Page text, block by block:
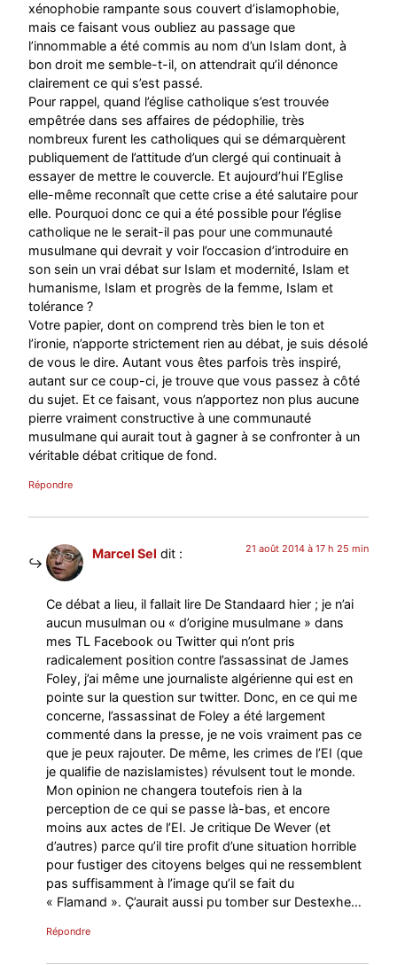
xénophobie rampante sous couvert d’islamophobie,
mais ce faisant vous oubliez au passage que
l’innommable a été commis au nom d’un Islam dont, à
bon droit me semble-t-il, on attendrait qu’il dénonce
clairement ce qui s’est passé.
Pour rappel, quand l’église catholique s’est trouvée
empêtrée dans ses affaires de pédophilie, très
nombreux furent les catholiques qui se démarquèrent
publiquement de l’attitude d’un clergé qui continuait à
essayer de mettre le couvercle. Et aujourd’hui l’Eglise
elle-même reconnaît que cette crise a été salutaire pour
elle. Pourquoi donc ce qui a été possible pour l’église
catholique ne le serait-il pas pour une communauté
musulmane qui devrait y voir l’occasion d’introduire en
son sein un vrai débat sur Islam et modernité, Islam et
humanisme, Islam et progrès de la femme, Islam et
tolérance ?
Votre papier, dont on comprend très bien le ton et
l’ironie, n’apporte strictement rien au débat, je suis désolé
de vous le dire. Autant vous êtes parfois très inspiré,
autant sur ce coup-ci, je trouve que vous passez à côté
du sujet. Et ce faisant, vous n’apportez non plus aucune
pierre vraiment constructive à une communauté
musulmane qui aurait tout à gagner à se confronter à un
véritable débat critique de fond.
Répondre
Marcel Sel dit : 21 août 2014 à 17 h 25 min
Ce débat a lieu, il fallait lire De Standaard hier ; je n’ai
aucun musulman ou « d’origine musulmane » dans
mes TL Facebook ou Twitter qui n’ont pris
radicalement position contre l’assassinat de James
Foley, j’ai même une journaliste algérienne qui est en
pointe sur la question sur twitter. Donc, en ce qui me
concerne, l’assassinat de Foley a été largement
commenté dans la presse, je ne vois vraiment pas ce
que je peux rajouter. De même, les crimes de l’EI (que
je qualifie de nazislamistes) révulsent tout le monde.
Mon opinion ne changera toutefois rien à la
perception de ce qui se passe là-bas, et encore
moins aux actes de l’EI. Je critique De Wever (et
d’autres) parce qu’il tire profit d’une situation horrible
pour fustiger des citoyens belges qui ne ressemblent
pas suffisamment à l’image qu’il se fait du
« Flamand ». Ç’aurait aussi pu tomber sur Destexhe…
Répondre